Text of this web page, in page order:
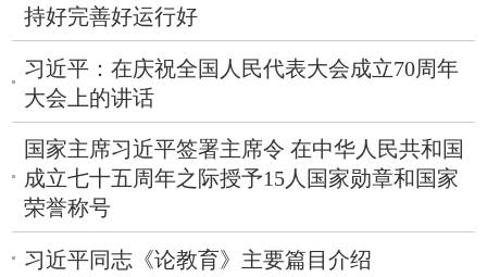
持好完善好运行好
习近平：在庆祝全国人民代表大会成立70周年
大会上的讲话
国家主席习近平签署主席令 在中华人民共和国
成立七十五周年之际授予15人国家勋章和国家
荣誉称号
习近平同志《论教育》主要篇目介绍